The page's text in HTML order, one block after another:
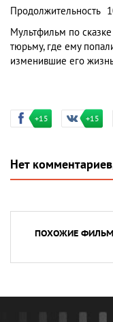
Продолжительность
Мультфильм по
тюрьму, где ему
изменившие его
+15 +15
Нет
ПОХОЖИЕ